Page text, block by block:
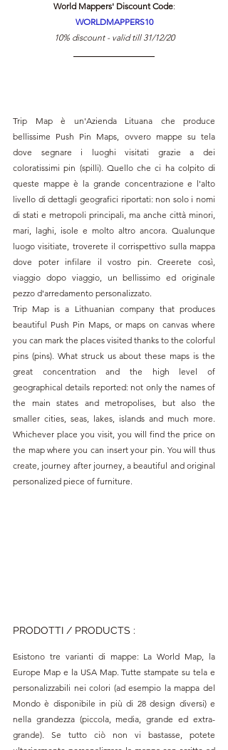
World Mappers' Discount Code:
WORLDMAPPERS10
10% discount - valid till 31/12/20
Trip Map è un'Azienda Lituana che produce
bellissime Push Pin Maps, ovvero mappe su tela
dove segnare i luoghi visitati grazie a dei
coloratissimi pin (spilli). Quello che ci ha colpito di
queste mappe è la grande concentrazione e l'alto
livello di dettagli geografici riportati: non solo i nomi
di stati e metropoli principali, ma anche città minori,
mari, laghi, isole e molto altro ancora. Qualunque
luogo visitiate, troverete il corrispettivo sulla mappa
dove poter infilare il vostro pin. Creerete così,
viaggio dopo viaggio, un bellissimo ed originale
pezzo d'arredamento personalizzato.
Trip Map is a Lithuanian company that produces
beautiful Push Pin Maps, or maps on canvas where
you can mark the places visited thanks to the colorful
pins (pins). What struck us about these maps is the
great concentration and the high level of
geographical details reported: not only the names of
the main states and metropolises, but also the
smaller cities, seas, lakes, islands and much more.
Whichever place you visit, you will find the price on
the map where you can insert your pin. You will thus
create, journey after journey, a beautiful and original
personalized piece of furniture.
PRODOTTI / PRODUCTS :
Esistono tre varianti di mappe: La World Map, la
Europe Map e la USA Map. Tutte stampate su tela e
personalizzabili nei colori (ad esempio la mappa del
Mondo è disponibile in più di 28 design diversi) e
nella grandezza (piccola, media, grande ed extra-
grande). Se tutto ciò non vi bastasse, potete